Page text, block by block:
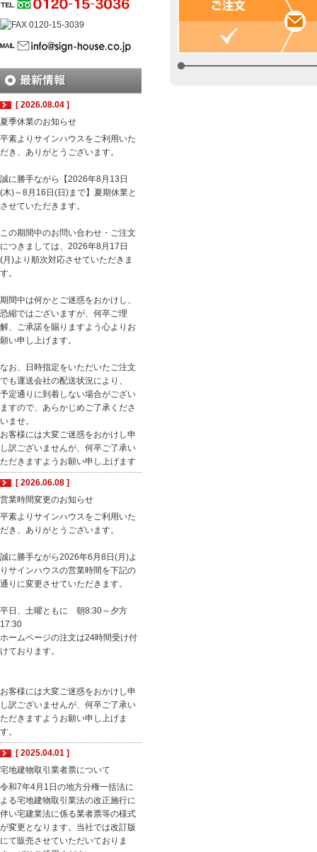
[ 2026.08.04 ]
夏季休業のお知らせ
平素よりサインハウスをご利用いた
だき、ありがとうございます。
誠に勝手ながら【2026年8月13日
(木)～8月16日(日)まで】夏期休業と
させていただきます。
この期間中のお問い合わせ・ご注文
につきましては、2026年8月17日
(月)より順次対応させていただきま
す。
期間中は何かとご迷惑をおかけし、
恐縮ではございますが、何卒ご理
解、ご承諾を賜りますよう心よりお
願い申し上げます。
なお、日時指定をいただいたご注文
でも運送会社の配送状況により、
予定通りに到着しない場合がござい
ますので、あらかじめご了承くださ
いませ。
お客様には大変ご迷惑をおかけし申
し訳ございませんが、何卒ご了承い
ただきますようお願い申し上げます
[ 2026.06.08 ]
営業時間変更のお知らせ
平素よりサインハウスをご利用いた
だき、ありがとうございます。
誠に勝手ながら2026年6月8日(月)よ
りサインハウスの営業時間を下記の
通りに変更させていただきます。
平日、土曜ともに 朝8:30～夕方
17:30
ホームページの注文は24時間受け付
けております。
お客様には大変ご迷惑をおかけし申
し訳ございませんが、何卒ご了承い
ただきますようお願い申し上げま
す。
[ 2025.04.01 ]
宅地建物取引業者票について
令和7年4月1日の地方分権一括法に
よる宅地建物取引業法の改正施行に
伴い宅建業法に係る業者票等の様式
が変更となります。当社では改訂版
にて販売させていただいておりま